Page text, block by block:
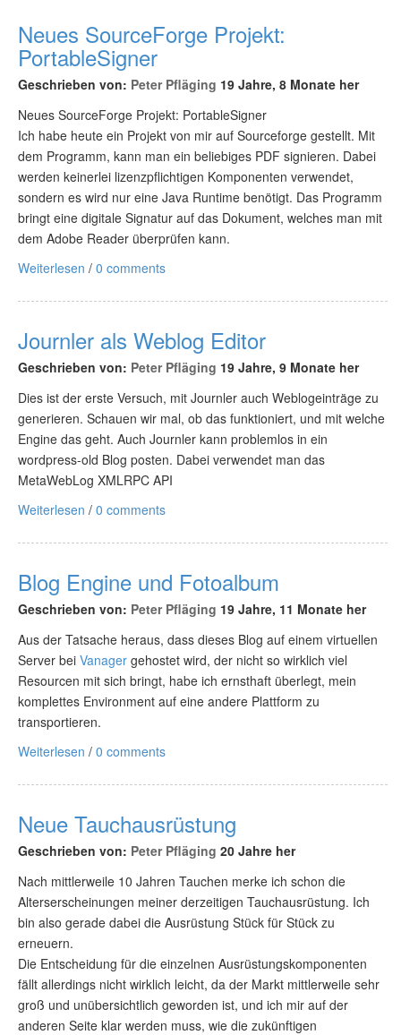
Neues SourceForge Projekt:
PortableSigner
Geschrieben von: Peter Pfläging 19 Jahre, 8 Monate her
Neues SourceForge Projekt: PortableSigner
Ich habe heute ein Projekt von mir auf Sourceforge gestellt. Mit
dem Programm, kann man ein beliebiges PDF signieren. Dabei
werden keinerlei lizenzpflichtigen Komponenten verwendet,
sondern es wird nur eine Java Runtime benötigt. Das Programm
bringt eine digitale Signatur auf das Dokument, welches man mit
dem Adobe Reader überprüfen kann.
Weiterlesen / 0 comments
Journler als Weblog Editor
Geschrieben von: Peter Pfläging 19 Jahre, 9 Monate her
Dies ist der erste Versuch, mit Journler auch Weblogeinträge zu
generieren. Schauen wir mal, ob das funktioniert, und mit welche
Engine das geht. Auch Journler kann problemlos in ein
wordpress-old Blog posten. Dabei verwendet man das
MetaWebLog XMLRPC API
Weiterlesen / 0 comments
Blog Engine und Fotoalbum
Geschrieben von: Peter Pfläging 19 Jahre, 11 Monate her
Aus der Tatsache heraus, dass dieses Blog auf einem virtuellen
Server bei Vanager gehostet wird, der nicht so wirklich viel
Resourcen mit sich bringt, habe ich ernsthaft überlegt, mein
komplettes Environment auf eine andere Plattform zu
transportieren.
Weiterlesen / 0 comments
Neue Tauchausrüstung
Geschrieben von: Peter Pfläging 20 Jahre her
Nach mittlerweile 10 Jahren Tauchen merke ich schon die
Alterserscheinungen meiner derzeitigen Tauchausrüstung. Ich
bin also gerade dabei die Ausrüstung Stück für Stück zu
erneuern.
Die Entscheidung für die einzelnen Ausrüstungskomponenten
fällt allerdings nicht wirklich leicht, da der Markt mittlerweile sehr
groß und unübersichtlich geworden ist, und ich mir auf der
anderen Seite klar werden muss, wie die zukünftigen